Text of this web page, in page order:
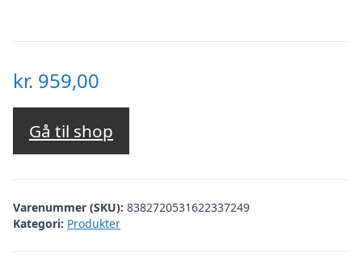
kr. 959,00
Gå til shop
Varenummer (SKU): 8382720531622337249
Kategori: Produkter